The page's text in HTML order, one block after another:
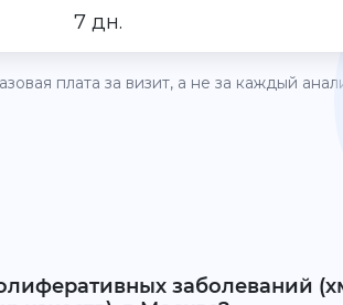
7 дн.
плата за визит, а не за каждый
заболеваний